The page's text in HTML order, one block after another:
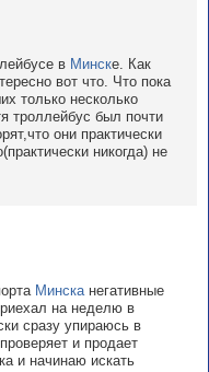
в Минске. Как
вот что. Что пока
только несколько
троллейбус был почти
они практически
никогда) не
Минска негативные
на неделю в
сразу упираюсь в
и продает
и начинаю искать